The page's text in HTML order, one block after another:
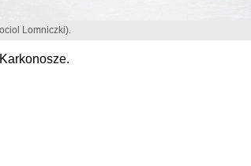
Lomniczki).